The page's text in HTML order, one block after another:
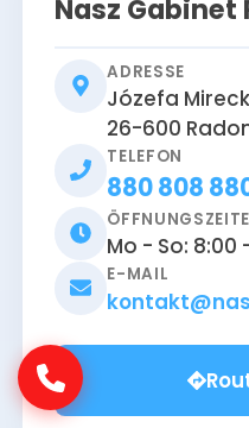
Nasz Gabinet
ADRESSE
Józefa
26-600
TELEFON
880 808
Mo - So: 8:00
E-MAIL